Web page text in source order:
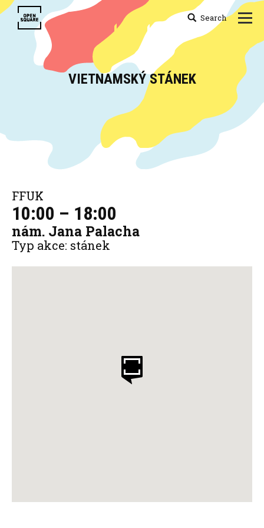
Search:
Search
VIETNAMSKÝ STÁNEK
You are here:
FFUK
10:00 – 18:00
nám. Jana Palacha
Typ akce: stánek